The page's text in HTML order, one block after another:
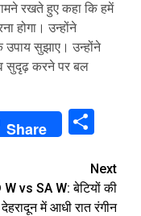
रखते हुए कहा कि हमें
होगा। उन्होंने
सुझाए। उन्होंने
व सुदृढ़ करने पर बल
Share
Next
W vs SA W: बेटियों की
में आधी रात रंगीन